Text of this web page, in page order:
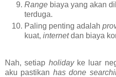
Range biaya yang akan
terduga.
Paling penting adalah
kuat, internetdan biaya
Nah, setiap holiday ke luar
aku pastikan has done